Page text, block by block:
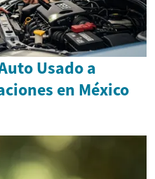
Usado a
en México